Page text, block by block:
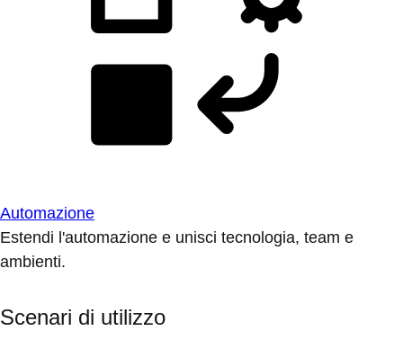
Automazione
Estendi l'automazione e unisci tecnologia, team e
ambienti.
Scenari di utilizzo